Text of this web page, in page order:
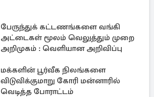
பேருந்துக் கட்டணங்களை வங்கி
அட்டைகள் மூலம் வெலுத்தும் முறை
அறிமுகம் : வெளியான அறிவிப்பு
மக்களின் பூர்வீக நிலங்களை
விடுவிக்குமாறு கோரி மன்னாரில்
வெடித்த போராட்டம்